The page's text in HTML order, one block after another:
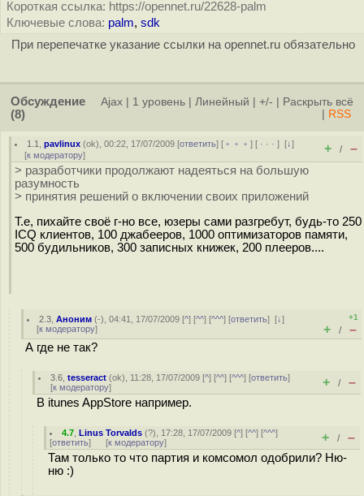
Короткая ссылка: https://opennet.ru/22628-palm
Ключевые слова: palm, sdk
При перепечатке указание ссылки на opennet.ru обязательно
Обсуждение
(8)
Ajax 1 уровень Линейный +/-
Раскрыть всё
RSS
1.1 ,pavlinux (ok), 00:22, 17/07/2009 [ответить] [ ﹢﹢﹢] [ · · ·][↓]
[к модератору] + / –
> разработчики продолжают надеяться на большую
разумность
> принятия решений о включении своих приложений
Т.е, пихайте своё г-но все, юзеры сами разгребут, будь-то 250
ICQ клиентов, 100 джабееров, 1000 оптимизаторов памяти,
500 будильников, 300 записных книжек, 200 плееров....
2.3 ,Аноним (-), 04:41, 17/07/2009 [^] [^^] [^^^] [ответить][↓]
[к модератору]
+1
+ / –
А где не так?
3.6 ,tesseract (ok), 11:28, 17/07/2009 [^] [^^] [^^^] [ответить]
[к модератору] + / –
В itunes AppStore например.
4.7 ,Linus Torvalds (?), 17:28, 17/07/2009 [^] [^^] [^^^]
[ответить] [к модератору] + / –
Там только то что партия и комсомол одобрили? Ню-
ню :)